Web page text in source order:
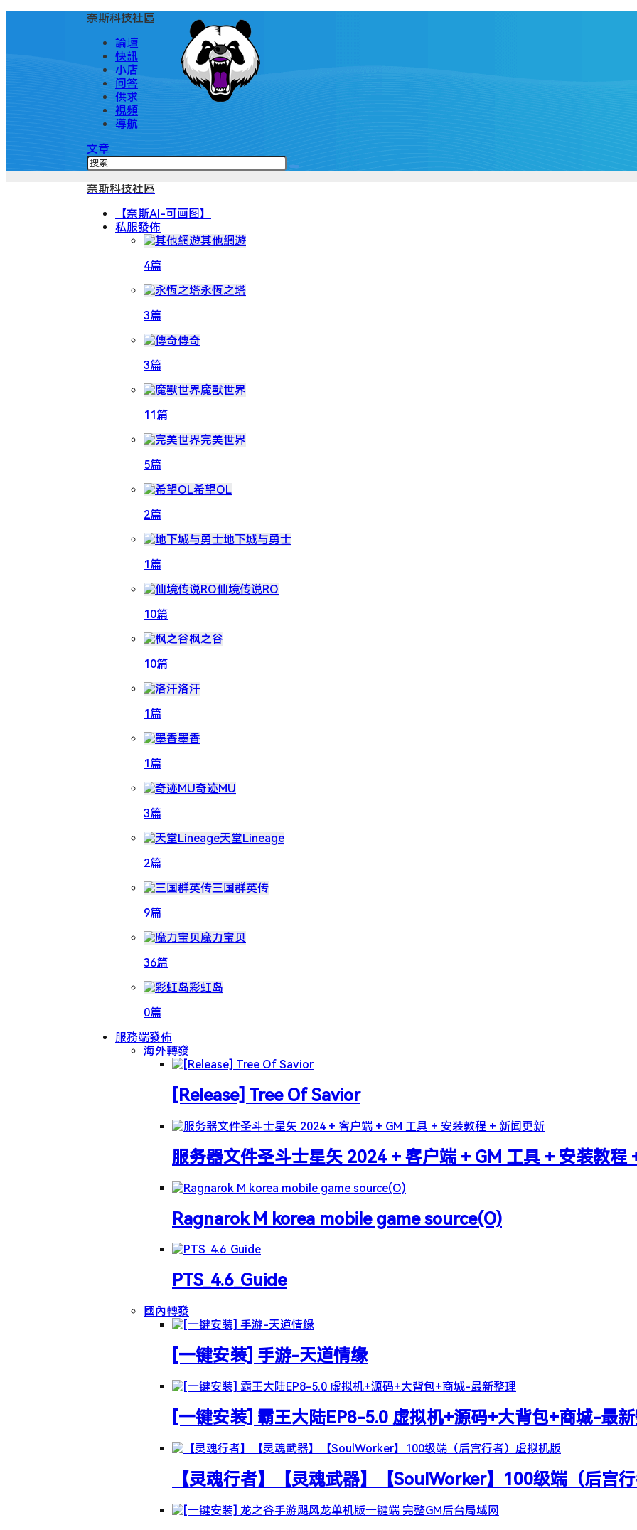
奈斯科技社區
論壇
快訊
小店
问答
供求
視頻
導航
文章
奈斯科技社區
【奈斯AI-可画图】
私服發佈
其他網遊
4篇
永恆之塔
3篇
傳奇
3篇
魔獸世界
11篇
完美世界
5篇
希望OL
2篇
地下城与勇士
1篇
仙境传说RO
10篇
枫之谷
10篇
洛汗
1篇
墨香
1篇
奇迹MU
3篇
天堂Lineage
2篇
三国群英传
9篇
魔力宝贝
36篇
彩虹岛
0篇
服務端發佈
海外轉發
[Release] Tree Of Savior
服务器文件圣斗士星矢 2024 + 客户端 + GM 工具 + 安装教程
Ragnarok M korea mobile game source(O)
PTS_4.6_Guide
國內轉發
[一键安装] 手游-天道情缘
[一键安装] 霸王大陆EP8-5.0 虚拟机+源码+大背包+商城-最
【灵魂行者】【灵魂武器】【SoulWorker】100级端（后宫